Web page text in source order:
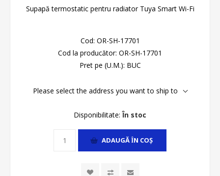
Supapă termostatic pentru radiator Tuya Smart Wi-Fi
Cod: OR-SH-17701
Cod la producător: OR-SH-17701
Pret pe (U.M.): BUC
Please select the address you want to ship to
Disponibilitate: În stoc
ADAUGĂ ȊN COŞ